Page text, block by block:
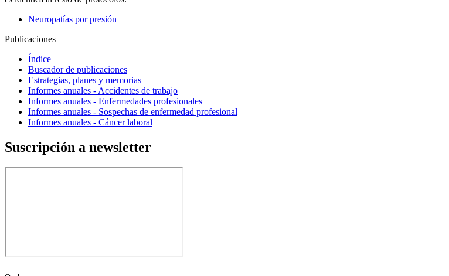
Neuropatías por presión
Publicaciones
Índice
Buscador de publicaciones
Estrategias, planes y memorias
Informes anuales - Accidentes de trabajo
Informes anuales - Enfermedades profesionales
Informes anuales - Sospechas de enfermedad profesional
Informes anuales - Cáncer laboral
Suscripción a newsletter